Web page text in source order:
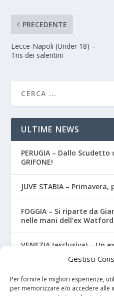
Gestisci
Per fornire le migliori esperienze,
per memorizzare e/o accedere alle
PRECEDENTE
Lecce-Napoli (Under 18) –
Tris dei salentini
ULTIME NEWS
PERUGIA – Dallo
GRIFONE!
JUVE STABIA –
FOGGIA – Si riparte da
nelle mani dell’ex Watford
VENEZIA (esclusiva) – Un
Lecce – Dal Salento
2007